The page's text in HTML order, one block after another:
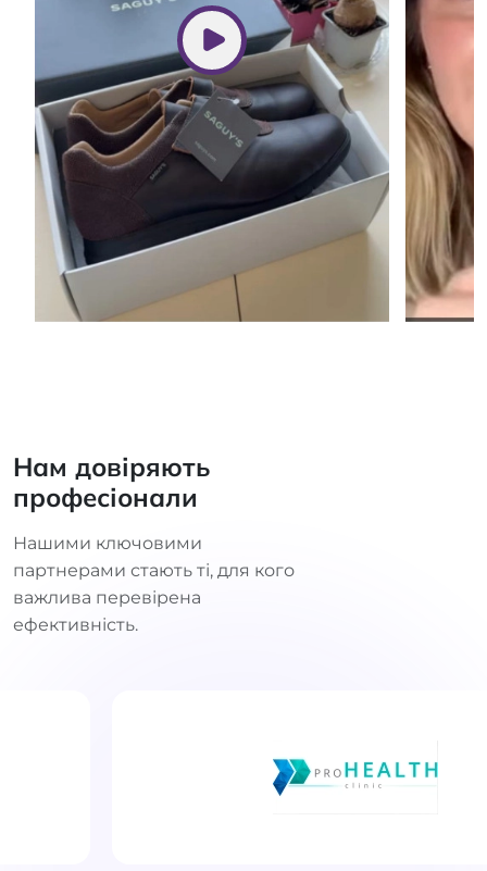
Нам довіряють
професіонали
Нашими ключовими
партнерами стають ті, для кого
важлива перевірена
ефективність.